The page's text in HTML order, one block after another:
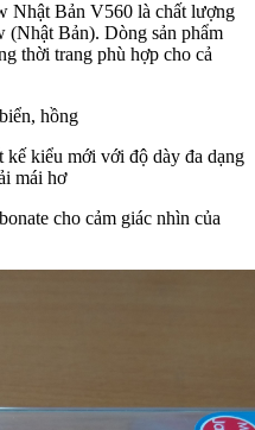
Nhật Bản V560 là chất lượng
(Nhật Bản). Dòng sản phẩm
thời trang phù hợp cho cả
hồng
kiểu mới với độ dày đa dạng
mái hơ
cho cảm giác nhìn của